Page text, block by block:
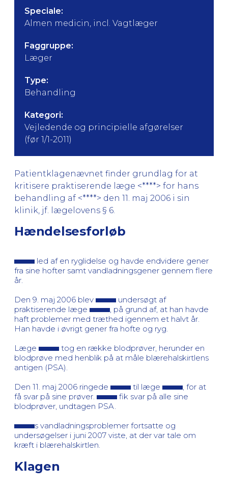
Speciale:
Almen medicin, incl. Vagtlæger
Faggruppe:
Læger
Type:
Behandling
Kategori:
Vejledende og principielle afgørelser
(før 1/1-2011)
Patientklagenævnet finder grundlag for at
kritisere praktiserende læge <****> for hans
behandling af <****> den 11. maj 2006 i sin
klinik, jf. lægelovens § 6.
Hændelsesforløb
led af en ryglidelse og havde endvidere gener
fra sine hofter samt vandladningsgener gennem flere
år.
Den 9. maj 2006 blev
undersøgt af
praktiserende læge
, på grund af, at han havde
haft problemer med træthed igennem et halvt år.
Han havde i øvrigt gener fra hofte og ryg.
Læge
tog en række blodprøver, herunder en
blodprøve med henblik på at måle blærehalskirtlens
antigen (PSA).
Den 11. maj 2006 ringede
til læge
, for at
få svar på sine prøver.
fik svar på alle sine
blodprøver, undtagen PSA.
s vandladningsproblemer fortsatte og
undersøgelser i juni 2007 viste, at der var tale om
kræft i blærehalskirtlen.
Klagen